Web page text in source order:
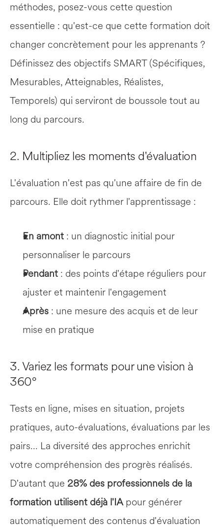
méthodes, posez-vous cette question
essentielle : qu'est-ce que cette formation doit
changer concrètement pour les apprenants ?
Définissez des objectifs SMART (Spécifiques,
Mesurables, Atteignables, Réalistes,
Temporels) qui serviront de boussole tout au
long du parcours.
2. Multipliez les moments d'évaluation
L'évaluation n'est pas qu'une affaire de fin de
parcours. Elle doit rythmer l'apprentissage :
En amont : un diagnostic initial pour
personnaliser le parcours
Pendant : des points d'étape réguliers pour
ajuster et maintenir l'engagement
Après : une mesure des acquis et de leur
mise en pratique
3. Variez les formats pour une vision à
360°
Tests en ligne, mises en situation, projets
pratiques, auto-évaluations, évaluations par les
pairs... La diversité des approches enrichit
votre compréhension des progrès réalisés.
D'autant que 28% des professionnels de la
formation utilisent déjà l'IA pour générer
automatiquement des contenus d'évaluation